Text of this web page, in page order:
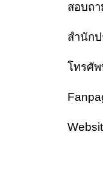
สอบถา
สำนักป
โทรศั